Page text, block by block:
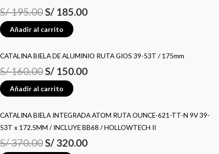
S/195.00S/ 185.00
Añadir al carrito
CATALINA BIELA DE ALUMINIO RUTA GIOS 39-53T / 175mm
S/160.00S/ 150.00
Añadir al carrito
CATALINA BIELA INTEGRADA ATOM RUTA OUNCE-621-TT-N 9V 39-
53T x 172.5MM / INCLUYE BB68 / HOLLOWTECH II
S/370.00S/ 320.00